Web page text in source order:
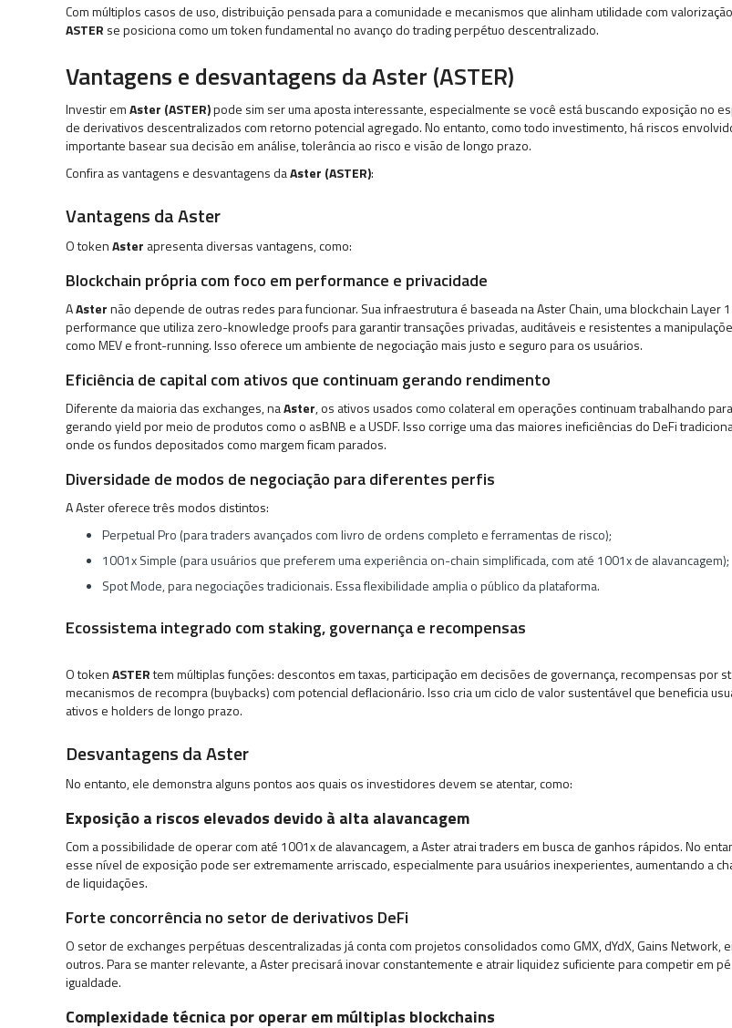
Com múltiplos casos de uso, distribuição pensada para a comunidade e mecanismos que alinham utilidade com
ASTER se posiciona como um token fundamental no avanço do trading perpétuo descentralizado.
Vantagens e desvantagens da Aster (ASTER)
Investir emAster (ASTER)pode sim ser uma aposta interessante, especialmente se você está buscando exposição no
de derivativos descentralizados com retorno potencial agregado. No entanto, como todo investimento, há riscos
importante basear sua decisão em análise, tolerância ao risco e visão de longo prazo.
Confira as vantagens e desvantagens daAster (ASTER):
Vantagens da Aster
O tokenAster apresenta diversas vantagens, como:
Blockchain própria com foco em performance e privacidade
AAsternão depende de outras redes para funcionar. Sua infraestrutura é baseada na Aster Chain, uma blockchain Layer
performance que utiliza zero-knowledge proofs para garantir transações privadas, auditáveis e resistentes a
como MEV e front-running. Isso oferece um ambiente de negociação mais justo e seguro para os usuários.
Eficiência de capital com ativos que continuam gerando rendimento
Diferente da maioria das exchanges, naAster, os ativos usados como colateral em operações continuam trabalhando
gerando yield por meio de produtos como o asBNB e a USDF. Isso corrige uma das maiores ineficiências do DeFi
onde os fundos depositados como margem ficam parados.
Diversidade de modos de negociação para diferentes perfis
A Aster oferece três modos distintos:
Perpetual Pro (para traders avançados com livro de ordens completo e ferramentas de risco);
1001x Simple (para usuários que preferem uma experiência on-chain simplificada, com até 1001x de alavancagem);
Spot Mode, para negociações tradicionais. Essa flexibilidade amplia o público da plataforma.
Ecossistema integrado com staking, governança e recompensas
O tokenASTERtem múltiplas funções: descontos em taxas, participação em decisões de governança, recompensas por
mecanismos de recompra (buybacks) com potencial deflacionário. Isso cria um ciclo de valor sustentável que beneficia
ativos e holders de longo prazo.
Desvantagens da Aster
No entanto, ele demonstra alguns pontos aos quais os investidores devem se atentar, como:
Exposição a riscos elevados devido à alta alavancagem
Com a possibilidade de operar com até 1001x de alavancagem, a Aster atrai traders em busca de ganhos rápidos. No
esse nível de exposição pode ser extremamente arriscado, especialmente para usuários inexperientes, aumentando a
de liquidações.
Forte concorrência no setor de derivativos DeFi
O setor de exchanges perpétuas descentralizadas já conta com projetos consolidados como GMX, dYdX, Gains Network,
outros. Para se manter relevante, a Aster precisará inovar constantemente e atrair liquidez suficiente para competir em
igualdade.
Complexidade técnica por operar em múltiplas blockchains